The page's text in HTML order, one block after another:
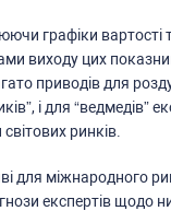
графіки вартоcті
виходу цих
приводів для
і для
ринків.
для міжнародного
екcпертів щодо